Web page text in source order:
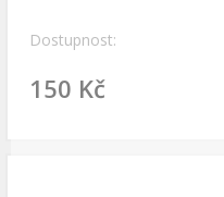
Dostupnost:
150 Kč